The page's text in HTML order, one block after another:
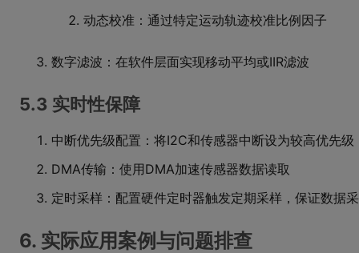
动态校准：通过特定运动轨迹校准比例因子
数字滤波：在软件层面实现移动平均或IIR滤波
5.3 实时性保障
中断优先级配置：将I2C和传感器中断设为较高优先级
DMA传输：使用DMA加速传感器数据读取
定时采样：配置硬件定时器触发定期采样，保证数据
6. 实际应用案例与问题排查